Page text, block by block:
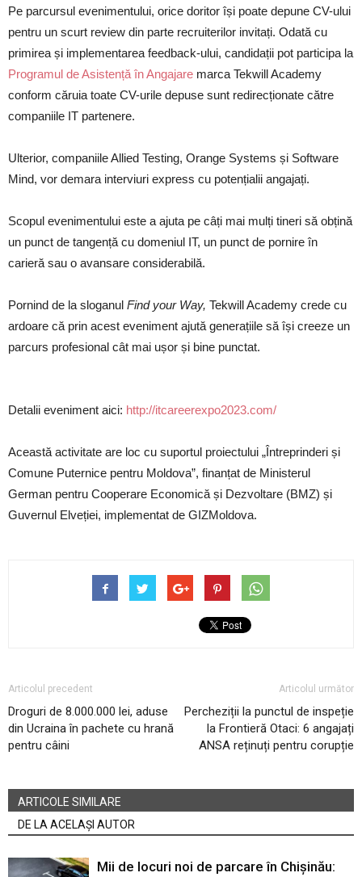
Pe parcursul evenimentului, orice doritor își poate depune CV-ului
pentru un scurt review din parte recruiterilor invitați. Odată cu
primirea și implementarea feedback-ului, candidații pot participa la
Programul de Asistență în Angajare marca Tekwill Academy
conform căruia toate CV-urile depuse sunt redirecționate către
companiile IT partenere.
Ulterior, companiile Allied Testing, Orange Systems și Software
Mind, vor demara interviuri express cu potențialii angajați.
Scopul evenimentului este a ajuta pe câți mai mulți tineri să obțină
un punct de tangență cu domeniul IT, un punct de pornire în
carieră sau o avansare considerabilă.
Pornind de la sloganul Find your Way, Tekwill Academy crede cu
ardoare că prin acest eveniment ajută generațiile să își creeze un
parcurs profesional cât mai ușor și bine punctat.
Detalii eveniment aici: http://itcareerexpo2023.com/
Această activitate are loc cu suportul proiectului „Întreprinderi și
Comune Puternice pentru Moldova”, finanțat de Ministerul
German pentru Cooperare Economică și Dezvoltare (BMZ) și
Guvernul Elveției, implementat de GIZMoldova.
Articolul precedent
Droguri de 8.000.000 lei, aduse
din Ucraina în pachete cu hrană
pentru câini
Articolul următor
Percheziții la punctul de inspeție
la Frontieră Otaci: 6 angajați
ANSA reținuți pentru corupție
ARTICOLE SIMILARE
DE LA ACELAȘI AUTOR
Mii de locuri noi de parcare în Chișinău: